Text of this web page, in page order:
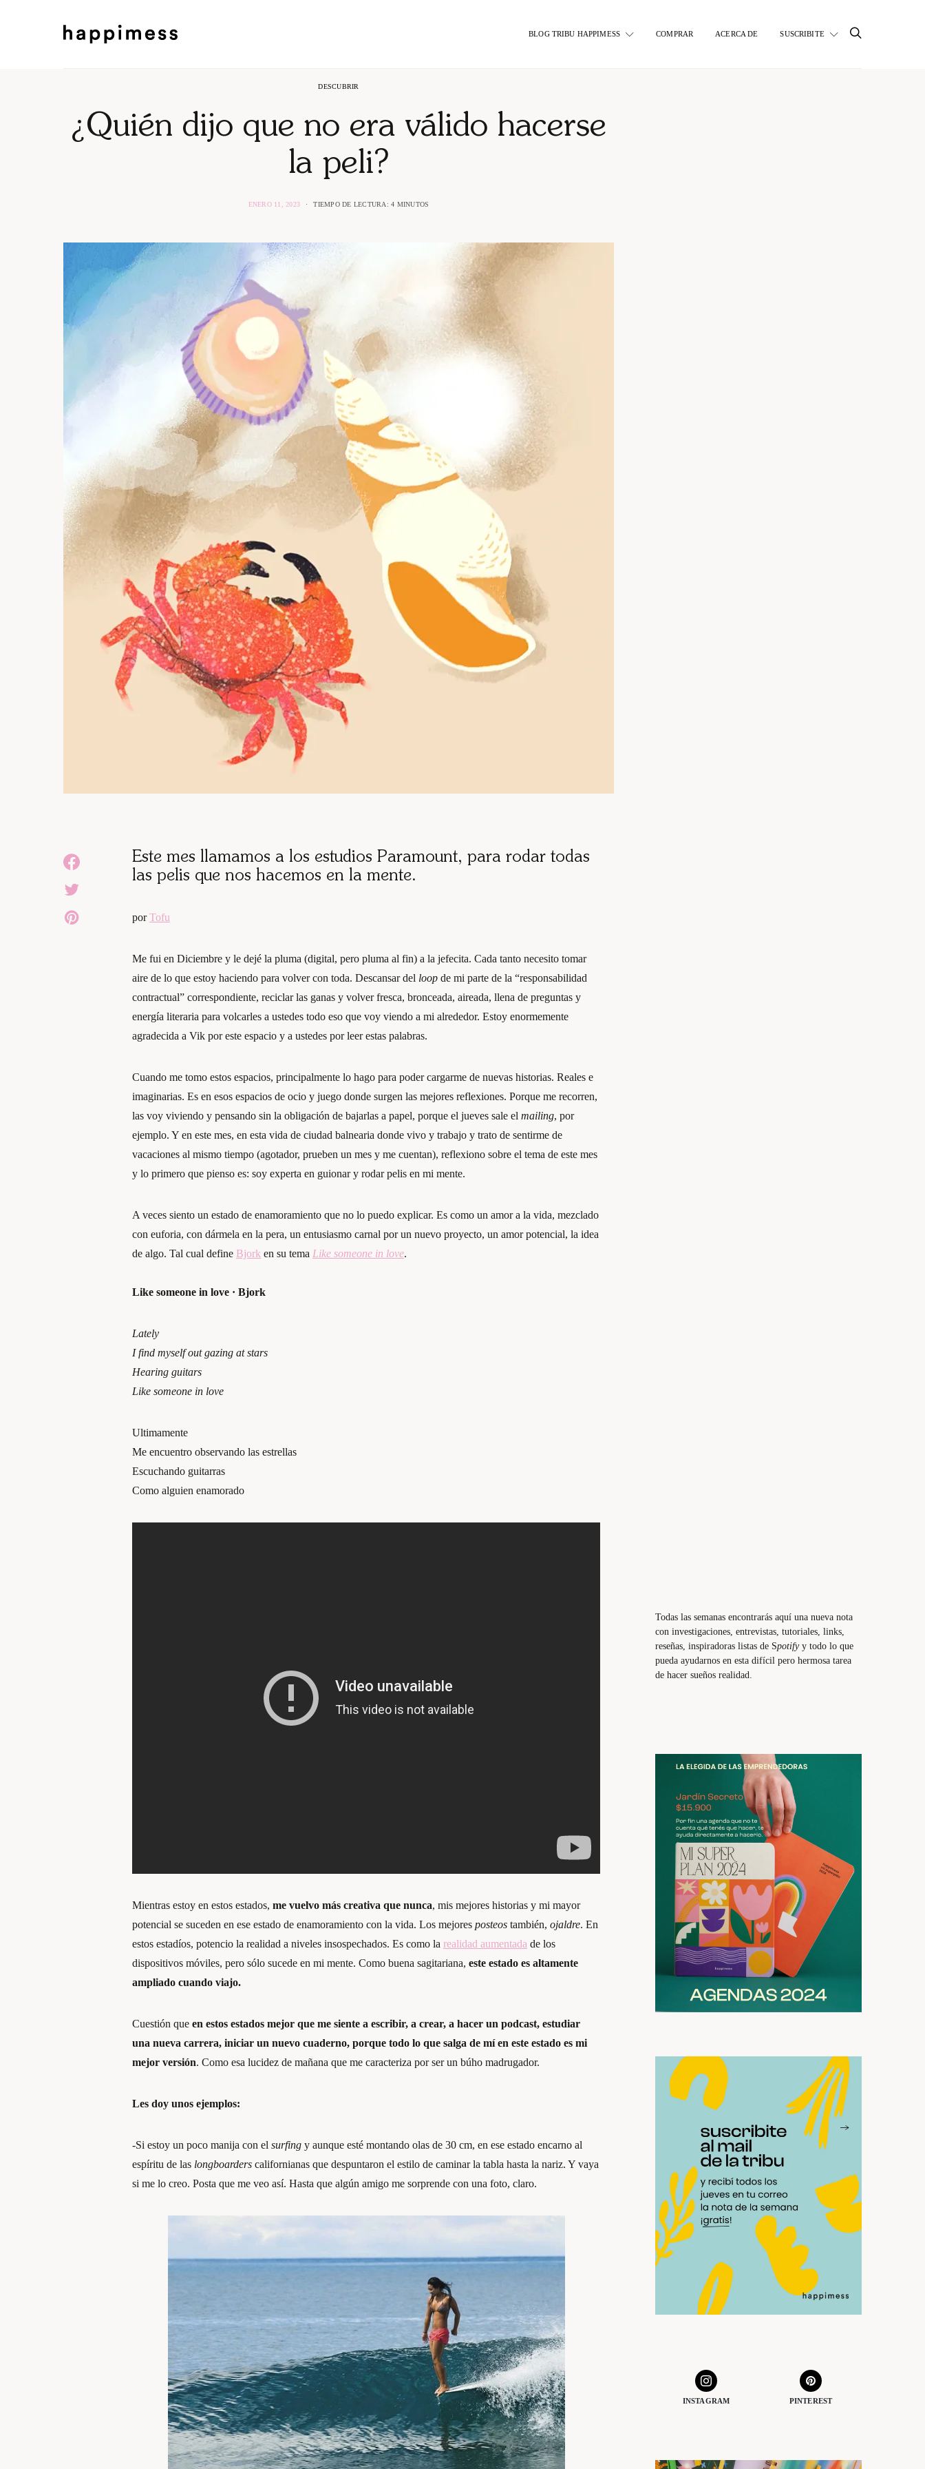
BLOG TRIBU HAPPIMESS COMPRAR ACERCA DE SUSCRIBITE
DESCUBRIR
¿Quién dijo que no era válido hacerse
la peli?
ENERO 11, 2023 TIEMPO DE LECTURA: 4 MINUTOS
Este mes llamamos a los estudios Paramount, para rodar todas
las pelis que nos hacemos en la mente.
porTofu
Me fui en Diciembre y le dejé la pluma (digital, pero pluma al fin) a la jefecita. Cada tanto necesito tomar
aire de lo que estoy haciendo para volver con toda. Descansar del loop de mi parte de la “responsabilidad
contractual” correspondiente, reciclar las ganas y volver fresca, bronceada, aireada, llena de preguntas y
energía literaria para volcarles a ustedes todo eso que voy viendo a mi alrededor. Estoy enormemente
agradecida a Vik por este espacio y a ustedes por leer estas palabras.
Cuando me tomo estos espacios, principalmente lo hago para poder cargarme de nuevas historias. Reales e
imaginarias. Es en esos espacios de ocio y juego donde surgen las mejores reflexiones. Porque me recorren,
las voy viviendo y pensando sin la obligación de bajarlas a papel, porque el jueves sale el mailing, por
ejemplo. Y en este mes, en esta vida de ciudad balnearia donde vivo y trabajo y trato de sentirme de
vacaciones al mismo tiempo (agotador, prueben un mes y me cuentan), reflexiono sobre el tema de este mes
y lo primero que pienso es: soy experta en guionar y rodar pelis en mi mente.
A veces siento un estado de enamoramiento que no lo puedo explicar. Es como un amor a la vida, mezclado
con euforia, con dármela en la pera, un entusiasmo carnal por un nuevo proyecto, un amor potencial, la idea
de algo. Tal cual define Bjork en su tema Like someone in love.
Like someone in love · Bjork
Lately
I find myself out gazing at stars
Hearing guitars
Like someone in love
Ultimamente
Me encuentro observando las estrellas
Escuchando guitarras
Como alguien enamorado
Mientras estoy en estos estados, me vuelvo más creativa que nunca, mis mejores historias y mi mayor
potencial se suceden en ese estado de enamoramiento con la vida. Los mejores posteos también, ojaldre. En
estos estadíos, potencio la realidad a niveles insospechados. Es como la realidad aumentada de los
dispositivos móviles, pero sólo sucede en mi mente. Como buena sagitariana, este estado es altamente
ampliado cuando viajo.
Cuestión que en estos estados mejor que me siente a escribir, a crear, a hacer un podcast, estudiar
una nueva carrera, iniciar un nuevo cuaderno, porque todo lo que salga de mí en este estado es mi
mejor versión. Como esa lucidez de mañana que me caracteriza por ser un búho madrugador.
Les doy unos ejemplos:
-Si estoy un poco manija con el surfing y aunque esté montando olas de 30 cm, en ese estado encarno al
espíritu de las longboarders californianas que despuntaron el estilo de caminar la tabla hasta la nariz. Y vaya
si me lo creo. Posta que me veo así. Hasta que algún amigo me sorprende con una foto, claro.
Todas las semanas encontrarás aquí una nueva nota
con investigaciones, entrevistas, tutoriales, links,
reseñas, inspiradoras listas de Spotify y todo lo que
pueda ayudarnos en esta difícil pero hermosa tarea
de hacer sueños realidad.
INSTAGRAM PINTEREST